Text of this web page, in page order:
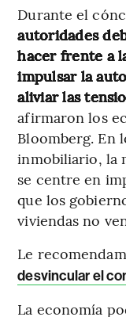
Durante el
autoridades
hacer frente a
impulsar la
aliviar las
afirmaron los
Bloomberg. En
inmobiliario, la
se centre en
que los
viviendas no
Le
desvincular el
La economía